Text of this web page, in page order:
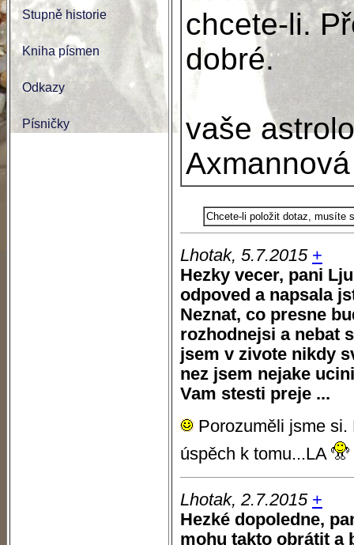
Stupně historie
Kniha písmen
Odkazy
Písničky
chcete-li.
dobré.
vaše
Axmannová
Chcete-li položit dotaz, musíte
Lhotak, 5.7.2015 +
Hezky vecer, pani
odpoved a napsala
Neznat, co presne
rozhodnejsi a nebat
jsem v zivote nikdy
nez jsem nejake
Vam stesti preje ...
Porozuměli jsme
úspěch k tomu...LA
Lhotak, 2.7.2015 +
Hezké dopoledne,
mohu takto obrátit a